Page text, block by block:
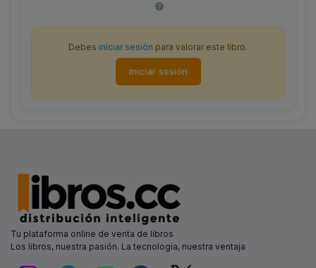
Debes iniciar sesión para valorar este libro.
Iniciar sesión
Tu plataforma online de venta de libros
Los libros, nuestra pasión. La tecnología, nuestra ventaja